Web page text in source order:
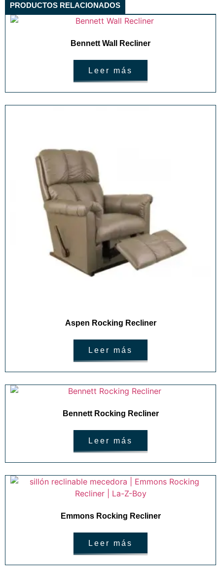
PRODUCTOS RELACIONADOS
Bennett Wall Recliner
Leer más
Aspen Rocking Recliner
Leer más
Bennett Rocking Recliner
Leer más
Emmons Rocking Recliner
Leer más